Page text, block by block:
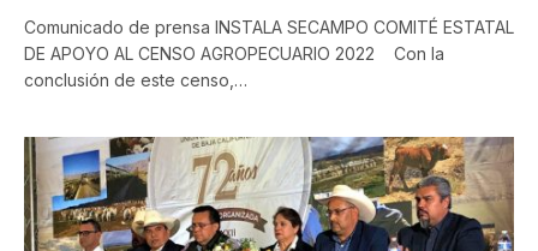
Comunicado de prensa INSTALA SECAMPO COMITÉ ESTATAL
DE APOYO AL CENSO AGROPECUARIO 2022 Con la
conclusión de este censo,…